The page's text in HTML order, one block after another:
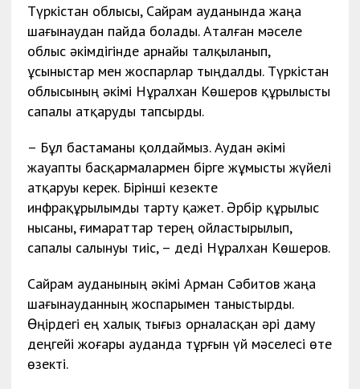
Түркістан облысы, Сайрам ауданында жаңа
шағынаудан пайда болады. Аталған мәселе
облыс әкімдігінде арнайы талқыланып,
ұсыныстар мен жоспарлар тыңдалды. Түркістан
облысының әкімі Нұралхан Көшеров құрылысты
сапалы атқаруды тапсырды.
– Бұл бастаманы қолдаймыз. Аудан әкімі
жауапты басқармалармен бірге жұмысты жүйелі
атқаруы керек. Бірінші кезекте
инфрақұрылымды тарту қажет. Әрбір құрылыс
нысаны, ғимараттар терең ойластырылып,
сапалы салынуы тиіс, – деді Нұралхан Көшеров.
Сайрам ауданының әкімі Арман Сәбитов жаңа
шағынауданның жоспарымен таныстырды.
Өңірдегі ең халық тығыз орналасқан әрі даму
деңгейі жоғары ауданда тұрғын үй мәселесі өте
өзекті.